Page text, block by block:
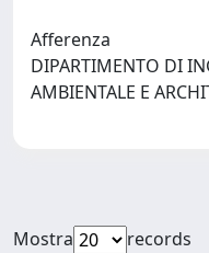
Afferenza
DIPARTIMENTO DI
AMBIENTALE E
Mostra
records